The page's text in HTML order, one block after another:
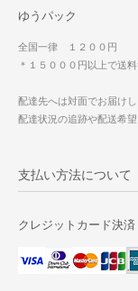
ゆうパック
全国一律 １２００円
＊１５０００円以上で送
配達先へは対面でお届け
配達状況の追跡や配送希
支払い方法について
クレジットカード決済